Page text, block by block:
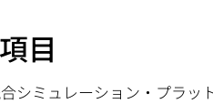
目
シミュレーション・プラッ